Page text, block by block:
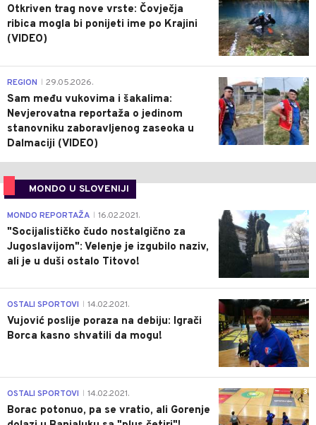
Otkriven trag nove vrste: Čovječja
ribica mogla bi ponijeti ime po Krajini
(VIDEO)
0
REGION 29.05.2026.
Sam među vukovima i šakalima:
Nevjerovatna reportaža o jedinom
stanovniku zaboravljenog zaseoka u
Dalmaciji (VIDEO)
MONDO U SLOVENIJI
4
MONDO REPORTAŽA 16.02.2021.
"Socijalističko čudo nostalgično za
Jugoslavijom": Velenje je izgubilo naziv,
ali je u duši ostalo Titovo!
1
OSTALI SPORTOVI 14.02.2021.
Vujović poslije poraza na debiju: Igrači
Borca kasno shvatili da mogu!
3
OSTALI SPORTOVI 14.02.2021.
Borac potonuo, pa se vratio, ali Gorenje